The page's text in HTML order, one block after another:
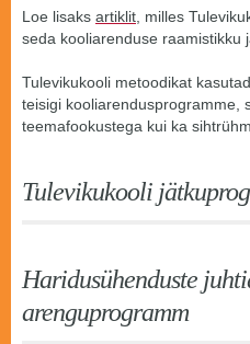
Loe lisaks artiklit , milles
seda kooliarenduse raamistikku
Tulevikukooli metoodikat
teisigi kooliarendusprogramme,
teemafookustega kui ka
Tulevikukooli
Haridusühenduste
arenguprogramm